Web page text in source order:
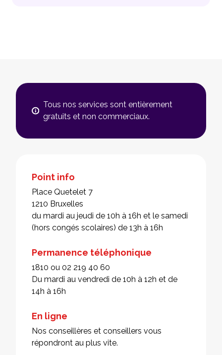
Tous nos services sont entièrement
gratuits et non commerciaux.
Point info
Place Quetelet 7
1210 Bruxelles
du mardi au jeudi de 10h à 16h et le samedi
(hors congés scolaires) de 13h à 16h
Permanence téléphonique
1810 ou 02 219 40 60
Du mardi au vendredi de 10h à 12h et de
14h à 16h
En ligne
Nos conseillères et conseillers vous
répondront au plus vite.